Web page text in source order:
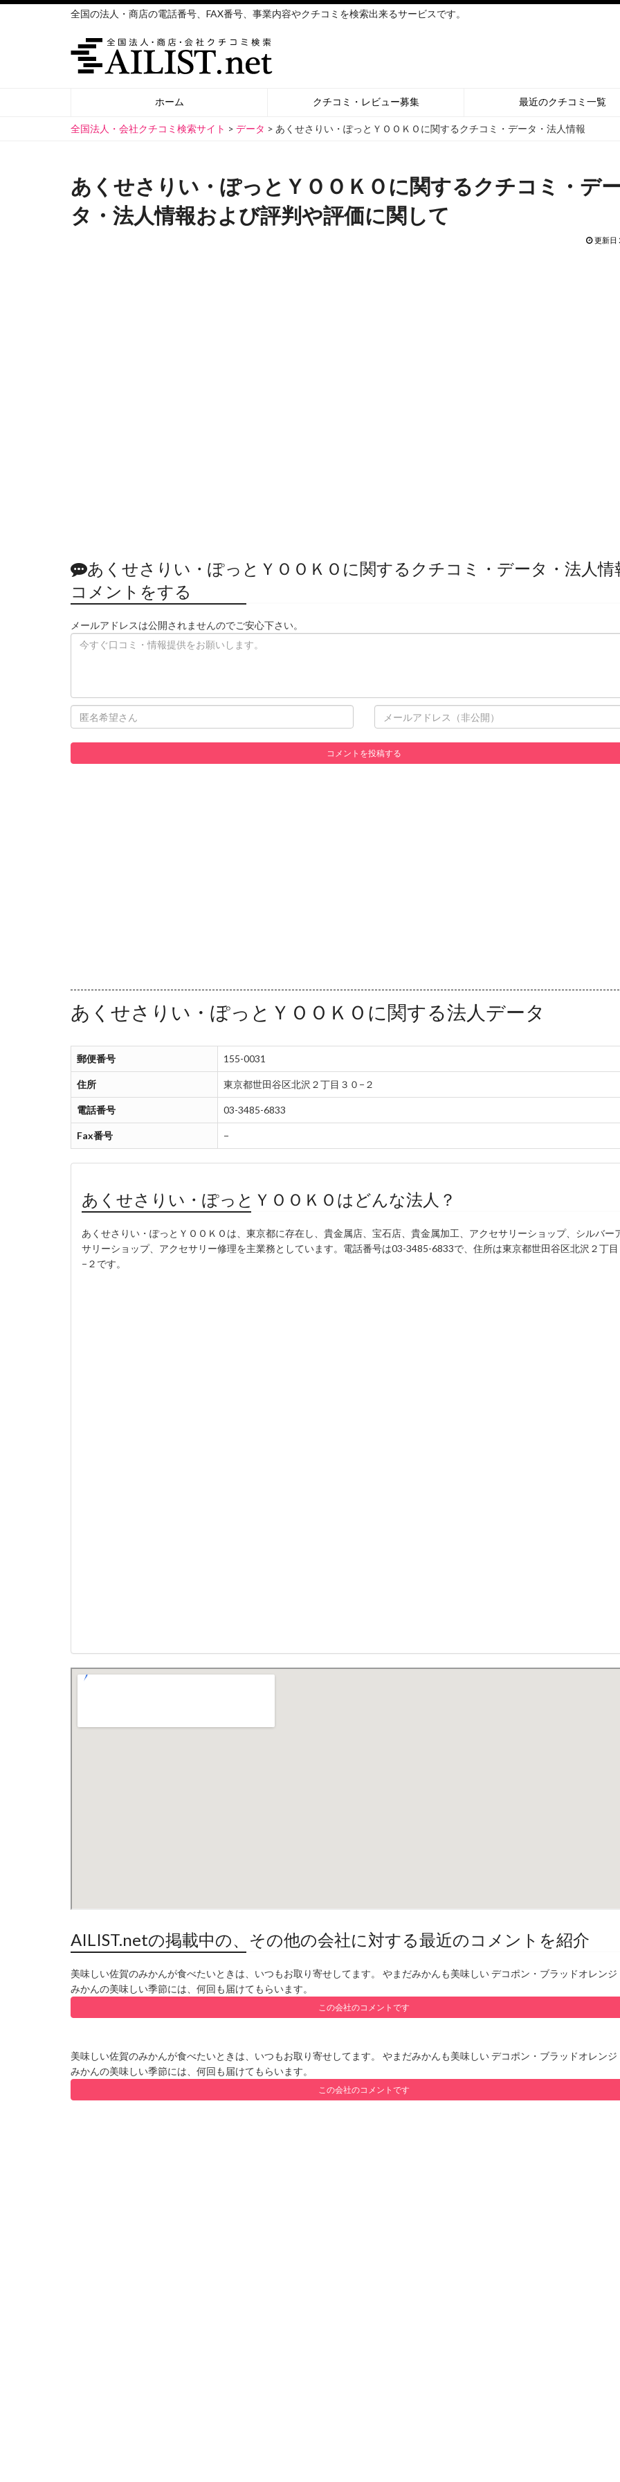
全国の法人・商店の電話番号、FAX番号、事業内容やクチコミを検索出来るサービスです。
ホーム クチコミ・レビュー募集 最近のクチコミ一覧
全国法人・会社クチコミ検索サイト > データ > あくせさりい・ぽっとＹＯＯＫＯに関するクチコミ・データ・法人情報
あくせさりい・ぽっとＹＯＯＫＯに関するクチコミ・デ
タ・法人情報および評判や評価に関して
更新日
あくせさりい・ぽっとＹＯＯＫＯに関するクチコミ・データ・法人情
コメントをする
メールアドレスは公開されませんのでご安心下さい。
あくせさりい・ぽっとＹＯＯＫＯに関する法人データ
郵便番号 155-0031
住所 東京都世田谷区北沢２丁目３０−２
電話番号 03-3485-6833
Fax番号 −
あくせさりい・ぽっとＹＯＯＫＯはどんな法人？
あくせさりい・ぽっとＹＯＯＫＯは、東京都に存在し、貴金属店、宝石店、貴金属加工、アクセサリーショップ、シルバー
サリーショップ、アクセサリー修理を主業務としています。電話番号は03-3485-6833で、住所は東京都世田谷区北沢２丁
−２です。
AILIST.netの掲載中の、その他の会社に対する最近のコメントを紹介
美味しい佐賀のみかんが食べたいときは、いつもお取り寄せしてます。 やまだみかんも美味しい デコポン・ブラッドオレンジ
みかんの美味しい季節には、何回も届けてもらいます。
この会社のコメントです
美味しい佐賀のみかんが食べたいときは、いつもお取り寄せしてます。 やまだみかんも美味しい デコポン・ブラッドオレンジ
みかんの美味しい季節には、何回も届けてもらいます。
この会社のコメントです